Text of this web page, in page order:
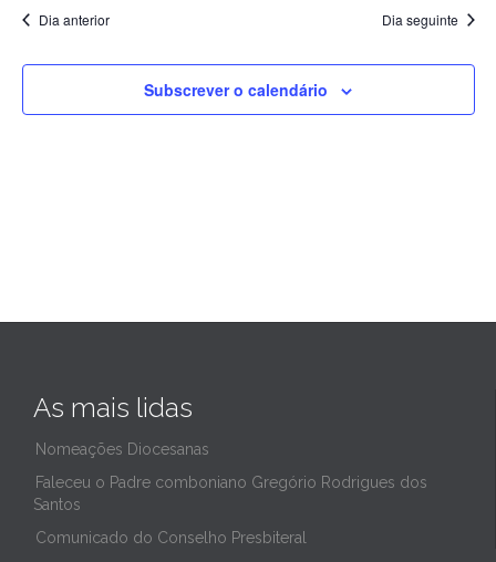
Novembro
Dia anterior Dia seguinte
Subscrever o calendário
As mais lidas
Nomeações Diocesanas
Faleceu o Padre comboniano Gregório Rodrigues dos
Santos
Comunicado do Conselho Presbiteral